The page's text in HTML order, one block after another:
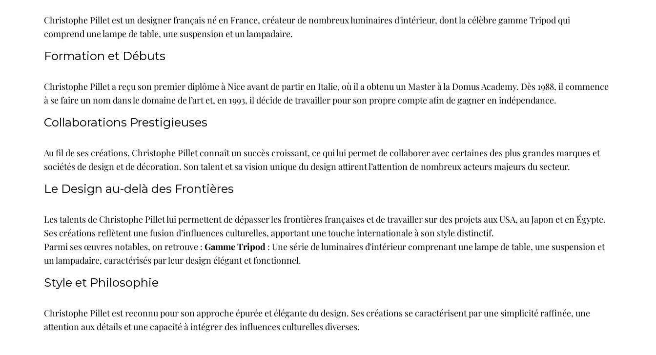
Christophe Pilletest un designer français né en France, créateur de nombreux luminaires d'intérieur, dont la célèbre gamme Tripod qui
comprend une lampe de table, une suspension et un lampadaire.
Formation et Débuts
Christophe Pillet a reçu son premier diplôme à Nice avant de partir en Italie, où il a obtenu un Master à la Domus Academy. Dès 1988, il commence
à se faire un nom dans le domaine de l’art et, en 1993, il décide de travailler pour son propre compte afin de gagner en indépendance.
Collaborations Prestigieuses
Au fil de ses créations, Christophe Pillet connaît un succès croissant, ce qui lui permet de collaborer avec certaines des plus grandes marques et
sociétés de design et de décoration. Son talent et sa vision unique du design attirent l’attention de nombreux acteurs majeurs du secteur.
Le Design au-delà des Frontières
Les talents de Christophe Pillet lui permettent de dépasser les frontières françaises et de travailler sur des projets aux USA, au Japon et en Égypte.
Ses créations reflètent une fusion d’influences culturelles, apportant une touche internationale à son style distinctif.
Parmi ses œuvres notables, on retrouve : Gamme Tripod : Une série de luminaires d'intérieur comprenant une lampe de table, une suspension et
un lampadaire, caractérisés par leur design élégant et fonctionnel.
Style et Philosophie
Christophe Pillet est reconnu pour son approche épurée et élégante du design. Ses créations se caractérisent par une simplicité raffinée, une
attention aux détails et une capacité à intégrer des influences culturelles diverses.